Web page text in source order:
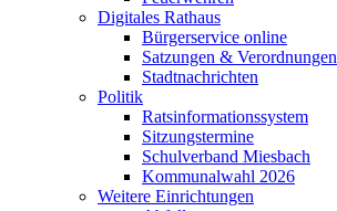
Digitales Rathaus
Bürgerservice online
Satzungen & Verordnungen
Stadtnachrichten
Politik
Ratsinformationssystem
Sitzungstermine
Schulverband Miesbach
Kommunalwahl 2026
Weitere Einrichtungen